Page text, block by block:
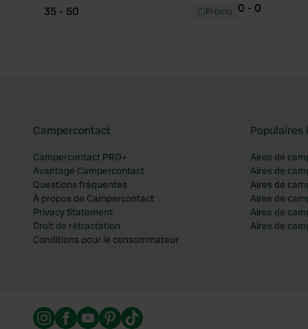
35 - 50 Promu 0 - 0
Campercontact
Campercontact PRO+
Avantage Campercontact
Questions fréquentes
À propos de Campercontact
Privacy Statement
Droit de rétractation
Conditions pour le consommateur
Populaires
Aires de
Aires de
Aires de
Aires de
Aires de
Aires de